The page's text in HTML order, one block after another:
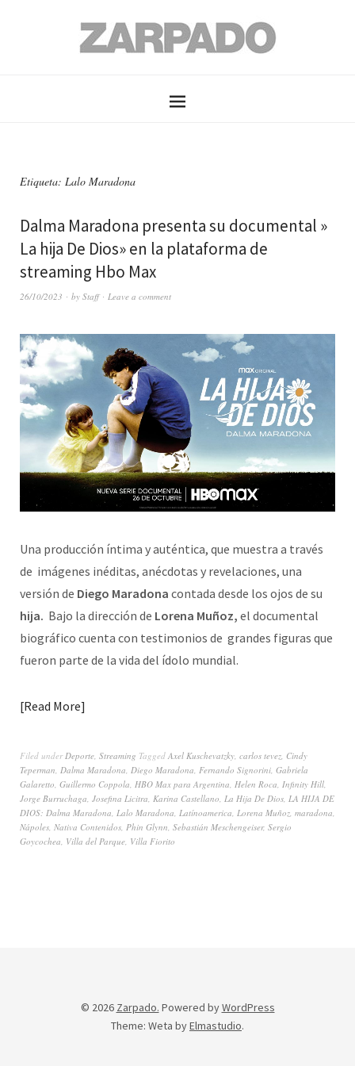
Etiqueta: Lalo Maradona
Dalma Maradona presenta su documental »
La hija De Dios» en la plataforma de
streaming Hbo Max
26/10/2023 by Staff Leave a comment
Una producción íntima y auténtica, que muestra a través
de imágenes inéditas, anécdotas y revelaciones, una
versión de Diego Maradona contada desde los ojos de su
hija. Bajo la dirección de Lorena Muñoz, el documental
biográfico cuenta con testimonios de grandes figuras que
fueron parte de la vida del ídolo mundial.
Read More
Filed underDeporte, Streaming Tagged Axel Kuschevatzky, carlos tevez, Cindy
Teperman, Dalma Maradona, Diego Maradona, Fernando Signorini, Gabriela
Galaretto, Guillermo Coppola, HBO Max para Argentina, Helen Roca, Infinity Hill,
Jorge Burruchaga, Josefina Licitra, Karina Castellano, La Hija De Dios, LA HIJA DE
DIOS: Dalma Maradona, Lalo Maradona, Latínoamerica, Lorena Muñoz, maradona,
Nápoles, Nativa Contenidos, Phin Glynn, Sebastián Meschengeiser, Sergio
Goycochea, Villa del Parque, Villa Fiorito
© 2026 Zarpado. Powered byWordPress
Theme: Weta byElmastudio.